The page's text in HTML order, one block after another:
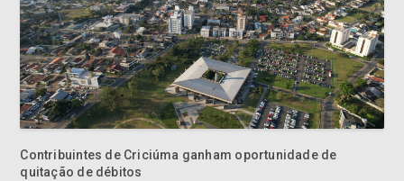
Contribuintes de Criciúma ganham oportunidade de
quitação de débitos